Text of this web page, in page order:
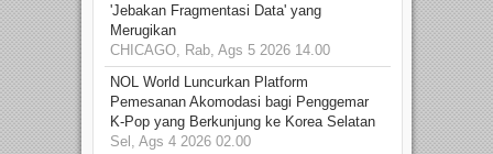
'Jebakan Fragmentasi Data' yang
Merugikan
CHICAGO, Rab, Ags 5 2026 14.00
NOL World Luncurkan Platform
Pemesanan Akomodasi bagi Penggemar
K-Pop yang Berkunjung ke Korea Selatan
Sel, Ags 4 2026 02.00